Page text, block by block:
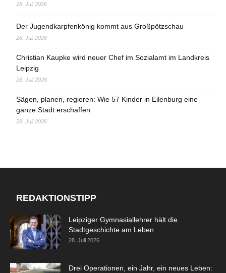
28. Juli 2026
Der Jugendkarpfenkönig kommt aus Großpötzschau
28. Juli 2026
Christian Kaupke wird neuer Chef im Sozialamt im Landkreis
Leipzig
28. Juli 2026
Sägen, planen, regieren: Wie 57 Kinder in Eilenburg eine
ganze Stadt erschaffen
28. Juli 2026
REDAKTIONSTIPP
Leipziger Gymnasiallehrer hält die
Stadtgeschichte am Leben
28. Juli 2026
Drei Operationen, ein Jahr, ein neues Leben: